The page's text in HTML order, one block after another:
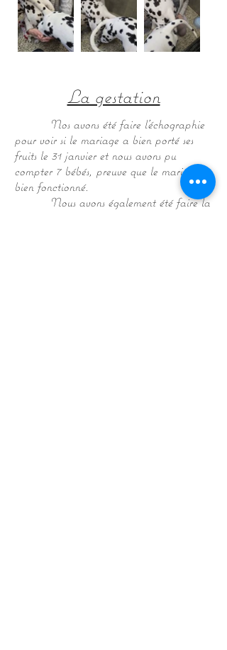
La gestation
Nos avons été faire l'échographie
pour voir si le mariage a bien porté ses
fruits le 31 janvier et nous avons pu
compter 7 bébés, preuve que le mariage a
bien fonctionné.
Nous avons également été faire la